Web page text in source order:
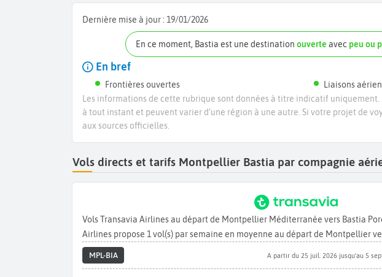
Dernière mise à jour : 19/01/2026
En ce moment, Bastia est une destination ouverte avec peu ou
En bref
Frontières ouvertes
Liaisons
Les informations de cette rubrique sont données à titre indicatif uniquement.
à tout instant et peuvent varier d’une région à une autre. Si votre projet de
aux sources officielles.
Vols directs et tarifs Montpellier Bastia par compagnie
Vols Transavia Airlines au départ de Montpellier Méditerranée vers Bastia
Airlines propose 1 vol(s) par semaine en moyenne au départ de Montpellier
MPL-BIA A partir du 25 juil. 2026 jusqu'au 5